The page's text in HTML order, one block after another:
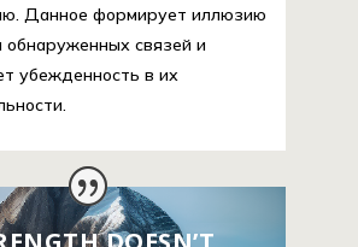
Данное формирует иллюзию
обнаруженных связей и
убежденность в их